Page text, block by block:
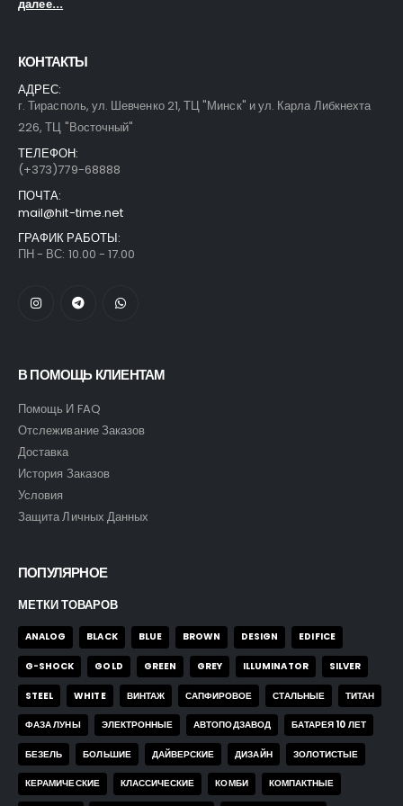
далее...
КОНТАКТЫ
АДРЕС:
г. Тирасполь, ул. Шевченко 21, ТЦ "Минск" и ул. Карла Либкнехта
226, ТЦ "Восточный"
ТЕЛЕФОН:
(+373)779-68888
ПОЧТА:
mail@hit-time.net
ГРАФИК РАБОТЫ:
ПН - ВС: 10.00 - 17.00
В ПОМОЩЬ КЛИЕНТАМ
Помощь И FAQ
Отслеживание Заказов
Доставка
История Заказов
Условия
Защита Личных Данных
ПОПУЛЯРНОЕ
МЕТКИ ТОВАРОВ
ANALOG BLACK BLUE BROWN DESIGN EDIFICE
G-SHOCK GOLD GREEN GREY ILLUMINATOR SILVER
STEEL WHITE ВИНТАЖ САПФИРОВОЕ СТАЛЬНЫЕ ТИТАН
ФАЗА ЛУНЫ ЭЛЕКТРОННЫЕ АВТОПОДЗАВОД БАТАРЕЯ 10 ЛЕТ
БЕЗЕЛЬ БОЛЬШИЕ ДАЙВЕРСКИЕ ДИЗАЙН ЗОЛОТИСТЫЕ
КЕРАМИЧЕСКИЕ КЛАССИЧЕСКИЕ КОМБИ КОМПАКТНЫЕ